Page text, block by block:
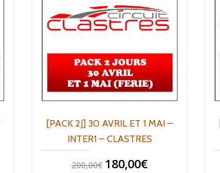
[PACK 2J] 30 AVRIL ET 1 MAI –
INTER1 – CLASTRES
200,00€ 180,00€